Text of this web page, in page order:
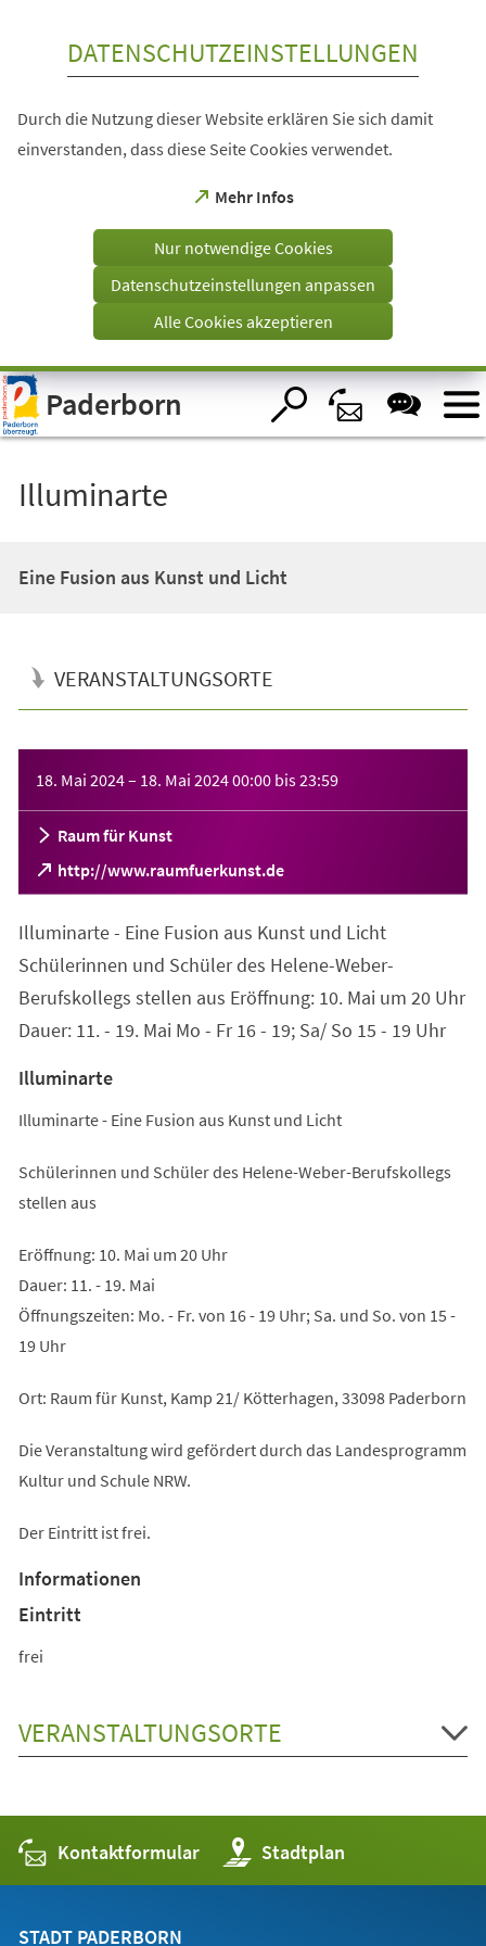
Visuelle
Assistenzsoftware
öffnen.
DATENSCHUTZEINSTELLUNGEN
Durch die Nutzung dieser Website erklären Sie sich damit
einverstanden, dass diese Seite Cookies verwendet.
Mehr Infos
(Öffnet
einem
Tab)
Nur notwendige Cookies
Datenschutzeinstellungen anpassen
Alle Cookies akzeptieren
Paderborn
Illuminarte
Eine Fusion aus Kunst und Licht
VERANSTALTUNGSORTE
18. Mai 2024– 18. Mai 202400:00 bis23:59
Raum für Kunst
http://www.raumfuerkunst.de
(Öffnet
in
neuen
Tab)
Illuminarte - Eine Fusion aus Kunst und Licht
Schülerinnen und Schüler des Helene-Weber-
Berufskollegs stellen aus Eröffnung: 10. Mai um 20 Uhr
Dauer: 11. - 19. Mai Mo - Fr 16 - 19; Sa/ So 15 - 19 Uhr
Illuminarte
Illuminarte - Eine Fusion aus Kunst und Licht
Schülerinnen und Schüler des Helene-Weber-Berufskollegs
stellen aus
Eröffnung: 10. Mai um 20 Uhr
Dauer: 11. - 19. Mai
Öffnungszeiten: Mo. - Fr. von 16 - 19 Uhr; Sa. und So. von 15 -
19 Uhr
Ort: Raum für Kunst, Kamp 21/ Kötterhagen, 33098 Paderborn
Die Veranstaltung wird gefördert durch das Landesprogramm
Kultur und Schule NRW.
Der Eintritt ist frei.
Informationen
Eintritt
frei
VERANSTALTUNGSORTE
Kontaktformular Stadtplan
(Öffnet
in
einem
STADT PADERBORN